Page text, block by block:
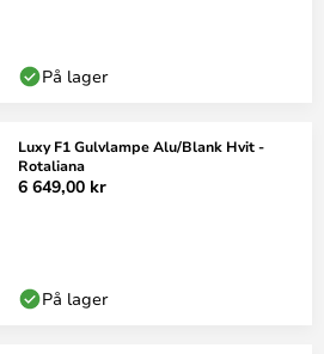
På lager
Luxy F1 Gulvlampe Alu/Blank Hvit -
Rotaliana
6 649,00 kr
På lager